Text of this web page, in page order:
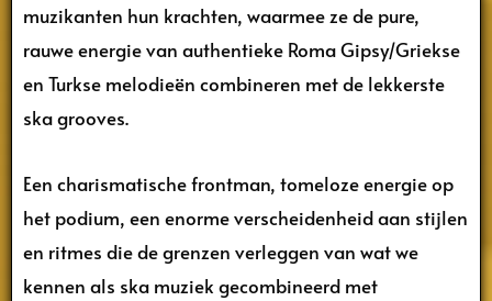
muzikanten hun krachten, waarmee ze de pure,
rauwe energie van authentieke Roma Gipsy/Griekse
en Turkse melodieën combineren met de lekkerste
ska grooves.
Een charismatische frontman, tomeloze energie op
het podium, een enorme verscheidenheid aan stijlen
en ritmes die de grenzen verleggen van wat we
kennen als ska muziek gecombineerd met